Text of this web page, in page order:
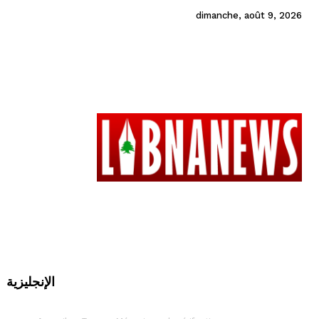
dimanche, août 9, 2026
الإنجليزية